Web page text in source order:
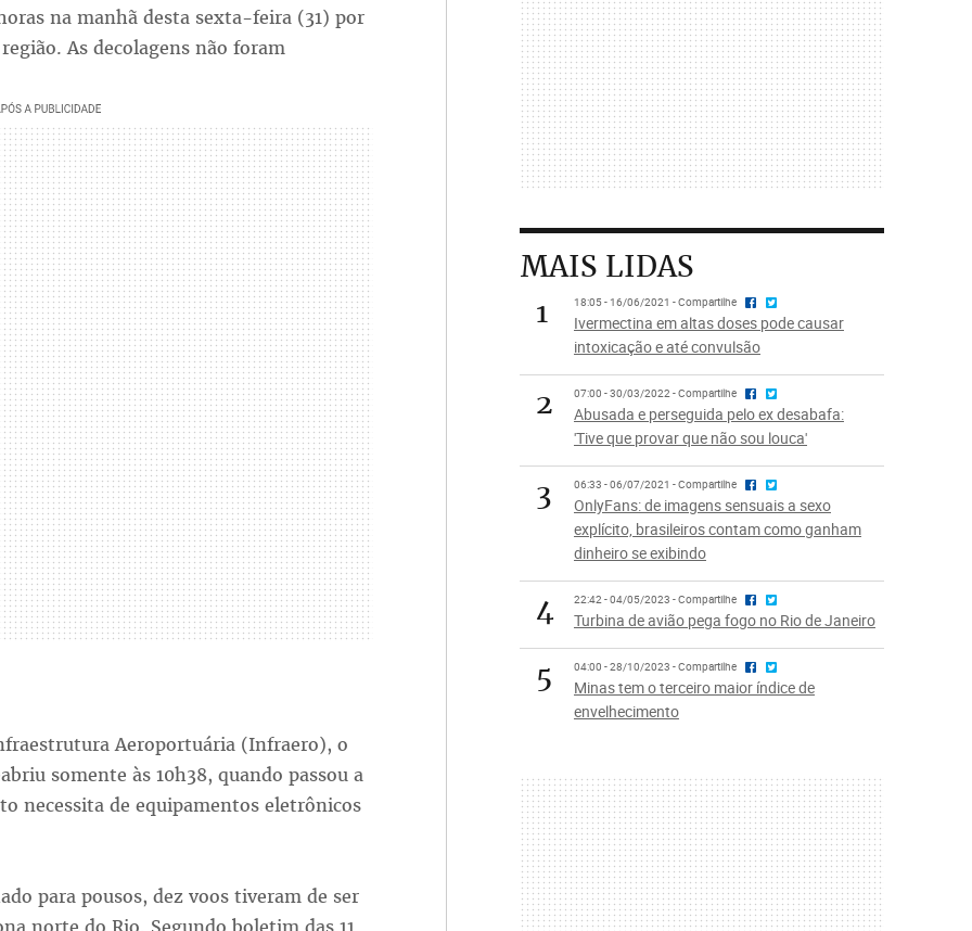
na manhã desta sexta-feira (31) por
As decolagens não foram
Aeroportuária (Infraero), o
somente às 10h38, quando passou a
necessita de equipamentos eletrônicos
para pousos, dez voos tiveram de ser
MAIS LIDAS
1
18:05 - 16/06/2021 - Compartilhe
Ivermectina em altas doses pode causar
intoxicação e até convulsão
2 07:00 - 30/03/2022 - Compartilhe
Abusada e perseguida pelo ex desabafa:
'Tive que provar que não sou louca'
3 06:33 - 06/07/2021 - Compartilhe
OnlyFans: de imagens sensuais a sexo
explícito, brasileiros contam como ganham
dinheiro se exibindo
4 22:42 - 04/05/2023 - Compartilhe
Turbina de avião pega fogo no Rio de Janeiro
5 04:00 - 28/10/2023 - Compartilhe
Minas tem o terceiro maior índice de
envelhecimento